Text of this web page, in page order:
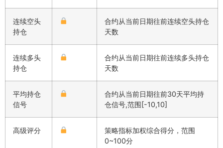
连续空头
持仓
合约从当前日期往前连续空头持仓
天数
连续多头
持仓
合约从当前日期往前连续多头持仓
天数
平均持仓
信号
合约从当前日期往前30天平均持
仓信号,范围[-10,10]
高级评分
策略指标加权综合得分，范围
0~100分